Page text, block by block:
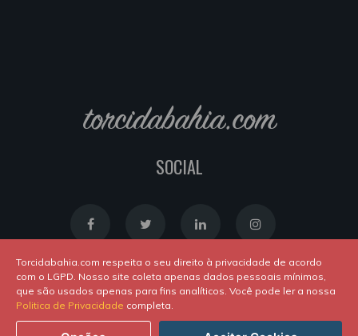
torcidabahia.com
SOCIAL
Política de Cookies|Política de Privacidade
Powered byNewton Duarte. ALl rights reserved © 2020
Torcidabahia.com respeita o seu direito à privacidade de acordo
com o LGPD. Nosso site coleta apenas dados pessoais mínimos,
que são usados apenas para fins analíticos. Você pode ler a nossa
Politica de Privacidade completa.